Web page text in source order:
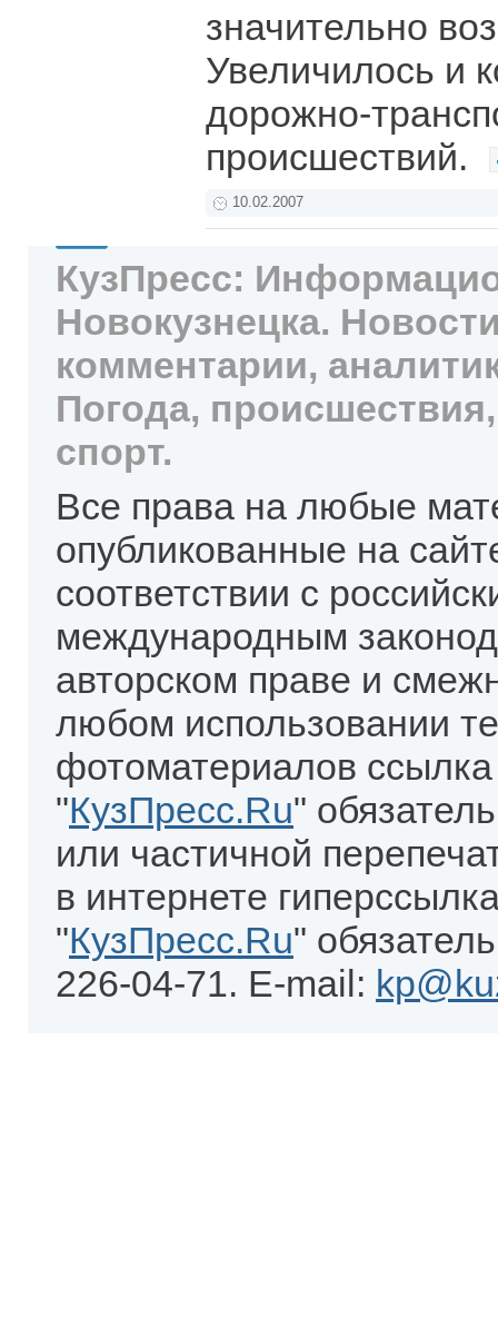
значительно
Увеличилось и
дорожно-
происшествий.
10.02.2007
КузПресс:
Новокузнецка.
комментарии,
Погода,
спорт.
Все права на любые
опубликованные на
соответствии с
международным
авторском праве и
любом использовании
фотоматериалов
"КузПресс.Ru"
или частичной
в интернете
"КузПресс.Ru"
226-04-71. E-mail: